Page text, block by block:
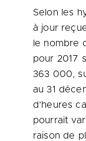
Selon les
à jour
le nombre
pour 2017
363 000,
au 31
d’heures
pourrait
raison de